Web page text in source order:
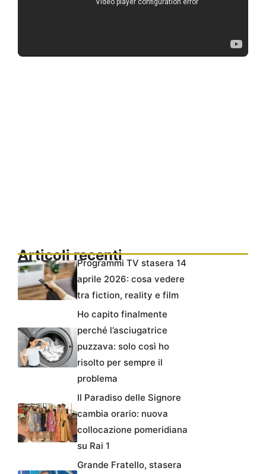
Articoli recentiProgrammi TV stasera 14
aprile 2026: cosa vedere
tra fiction, reality e film
Ho capito finalmente
perché l’asciugatrice
puzzava: solo così ho
risolto per sempre il
problema
Il Paradiso delle Signore
cambia orario: nuova
collocazione pomeridiana
su Rai 1
Grande Fratello, stasera